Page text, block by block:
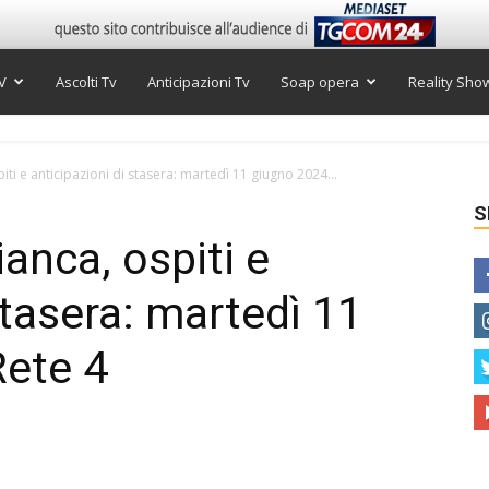
Ascolti Tv Anticipazioni Tv Soap opera Reality
e anticipazioni di stasera: martedì 11 giugno 2024...
ospiti e
martedì 11
4